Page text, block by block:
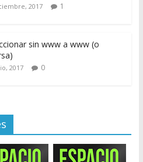
2017 1
sin www a www (o
2017 0